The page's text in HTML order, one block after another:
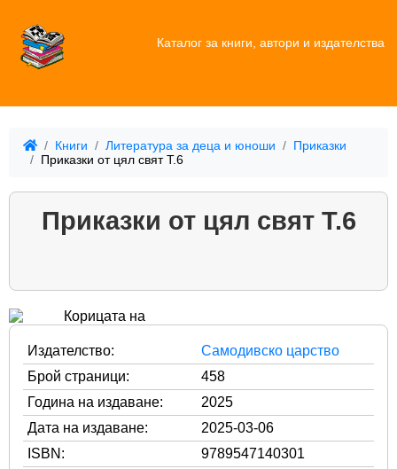
Каталог за книги, автори и издателства
Книги Литература за деца и юноши
Приказки
Приказки от цял свят Т.6
Приказки от цял свят Т.6
Издателство:
Самодивско царство
Брой страници:
458
Година на издаване:
2025
Дата на издаване:
2025-03-06
ISBN:
9789547140301